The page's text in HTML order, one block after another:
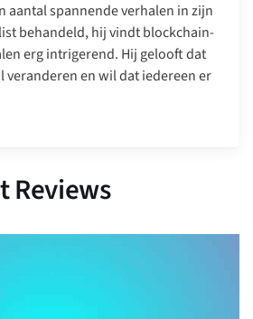
aantal spannende verhalen in zijn
behandeld, hij vindt blockchain-
erg intrigerend. Hij gelooft dat
veranderen en wil dat iedereen er
Reviews